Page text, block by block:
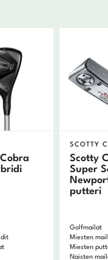
SCOTTY
Scotty
Super
putteri
Golfmailat
Miesten
Miesten
Naisten